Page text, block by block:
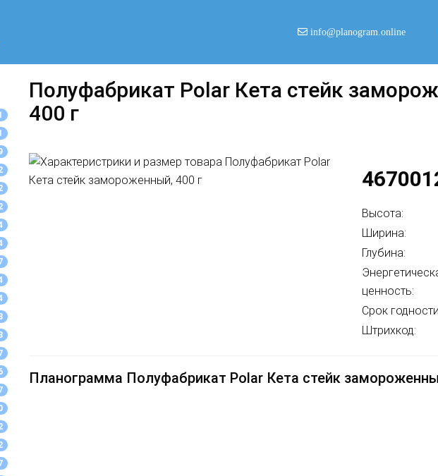
info@planogram.online
Полуфабрикат Polar Кета стейк
400 г
Высота:
Ширина:
Глубина:
ценность:
Срок
Штрихкод:
Планограмма Полуфабрикат Polar Кета стейк